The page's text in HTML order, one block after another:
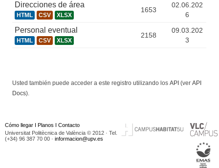
Direcciones de área
HTML CSV XLSX
1653
02.06.202
6
Personal eventual
HTML CSV XLSX
2158
09.03.202
3
Usted también puede acceder a este registro utilizando los API (ver API
Docs).
Cómo llegar I Planos I Contacto
Universitat Politècnica de València © 2012 · Tel.
(+34) 96 387 70 00 · informacion@upv.es